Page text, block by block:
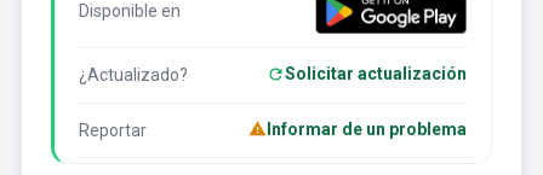
Disponible en
¿Actualizado? Solicitar actualización
Reportar Informar de un problema